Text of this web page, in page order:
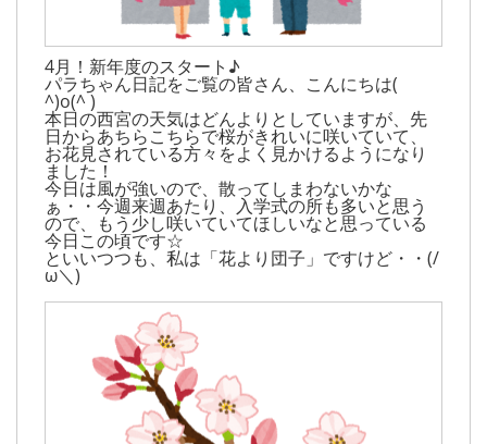
4月！新年度のスタート♪
パラちゃん日記をご覧の皆さん、こんにちは(
^)o(^ )
本日の西宮の天気はどんよりとしていますが、先
日からあちらこちらで桜がきれいに咲いていて、
お花見されている方々をよく見かけるようになり
ました！
今日は風が強いので、散ってしまわないかな
ぁ・・今週来週あたり、入学式の所も多いと思う
ので、もう少し咲いていてほしいなと思っている
今日この頃です☆
といいつつも、私は「花より団子」ですけど・・(/
ω＼)